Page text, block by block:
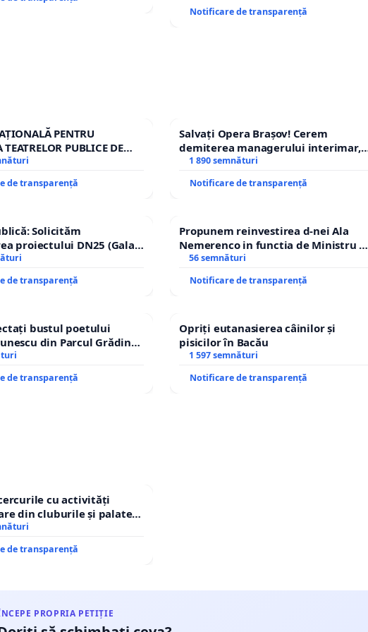
Notificare de transparență
PENTRU
TEATRELOR PUBLICE DE
DIN ROMÂNIA
de transparență
Salvați Opera Brașov! Cerem
demiterea managerului interimar,
Petrean Lucian-Marius!
1 890 semnături
Notificare de transparență
Solicităm
proiectului DN25 (Galați
prin devierea
de transparență
Propunem reinvestirea d-nei Ala
Nemerenco in functia de Ministru al
Sanatatii
56 semnături
Notificare de transparență
bustul poetului
din Parcul Grădina
cenzurii culturale!
de transparență
Opriți eutanasierea câinilor și
pisicilor în Bacău
1 597 semnături
Notificare de transparență
cu activități
din cluburile și palatele
de transparență
PROPRIA PETIȚIE